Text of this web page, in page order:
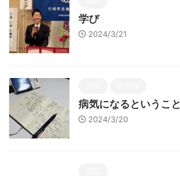
学び
2024/3/21
病気になるということ
2024/3/20